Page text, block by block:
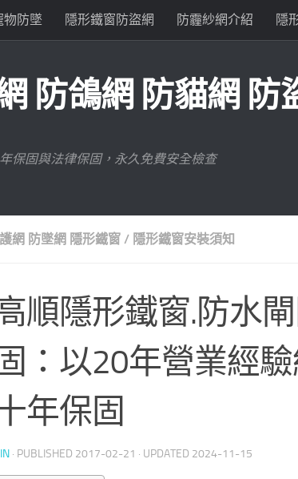
物防墜 隱形鐵窗防盜網 防霾紗網介紹 隱
防鴿網 防貓網 防
保固與法律保固，永久免費安全檢查
網 防墜網 隱形鐵窗 / 隱形鐵窗安裝須知
順隱形鐵窗.防水
：以20年營業經
年保固
· PUBLISHED 2017-02-21 · UPDATED 2024-11-15